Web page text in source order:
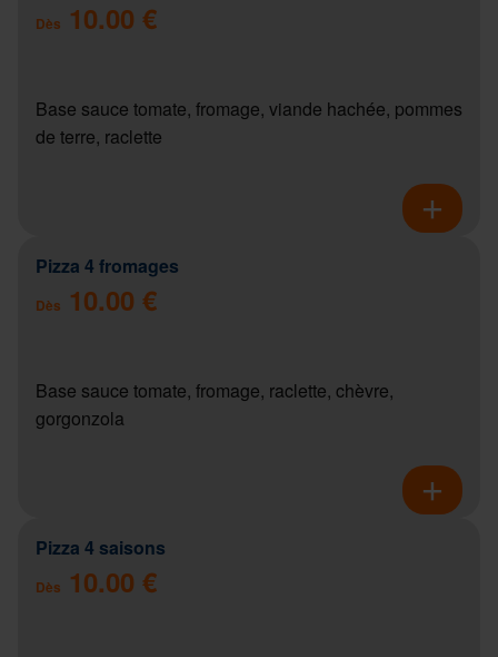
Dès 10.00 €
Base sauce tomate, fromage, viande hachée, pommes
de terre, raclette
Pizza 4 fromages
Dès 10.00 €
Base sauce tomate, fromage, raclette, chèvre,
gorgonzola
Pizza 4 saisons
Dès 10.00 €